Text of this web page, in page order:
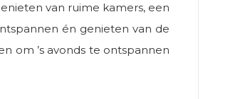
van ruime kamers, een
én genieten van de
om ’s avonds te ontspannen